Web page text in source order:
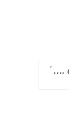
' ….